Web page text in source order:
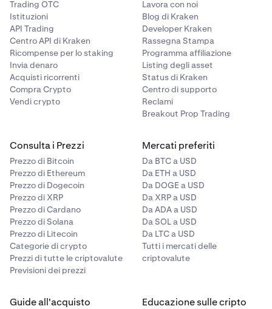
Trading OTC
Istituzioni
API Trading
Centro API di Kraken
Ricompense per lo staking
Invia denaro
Acquisti ricorrenti
Compra Crypto
Vendi crypto
Lavora con noi
Blog di Kraken
Developer Kraken
Rassegna Stampa
Programma affiliazione
Listing degli asset
Status di Kraken
Centro di supporto
Reclami
Breakout Prop Trading
Consulta i Prezzi
Prezzo di Bitcoin
Prezzo di Ethereum
Prezzo di Dogecoin
Prezzo di XRP
Prezzo di Cardano
Prezzo di Solana
Prezzo di Litecoin
Categorie di crypto
Prezzi di tutte le criptovalute
Previsioni dei prezzi
Mercati preferiti
Da BTC a USD
Da ETH a USD
Da DOGE a USD
Da XRP a USD
Da ADA a USD
Da SOL a USD
Da LTC a USD
Tutti i mercati delle
criptovalute
Guide all'acquisto Educazione sulle cripto